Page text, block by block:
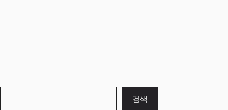
검색